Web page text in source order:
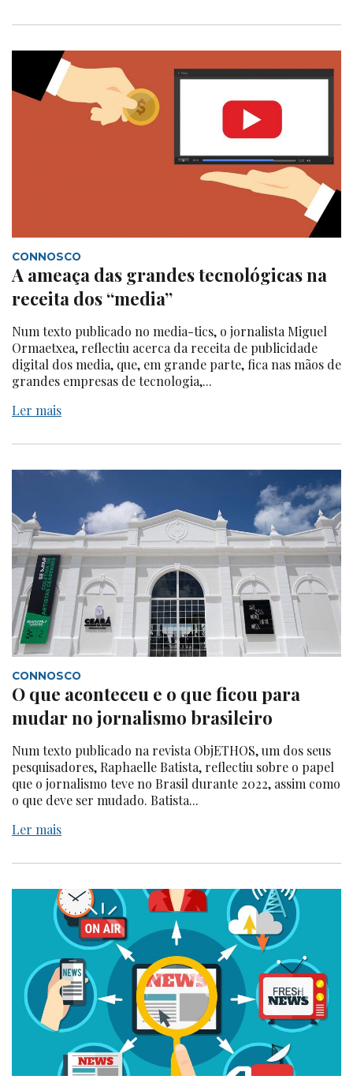
CONNOSCO
A ameaça das grandes tecnológicas na
receita dos “media”
Num texto publicado no media-tics, o jornalista Miguel
Ormaetxea, reflectiu acerca da receita de publicidade
digital dos media, que, em grande parte, fica nas mãos de
grandes empresas de tecnologia,...
Ler mais
CONNOSCO
O que aconteceu e o que ficou para
mudar no jornalismo brasileiro
Num texto publicado na revista ObjETHOS, um dos seus
pesquisadores, Raphaelle Batista, reflectiu sobre o papel
que o jornalismo teve no Brasil durante 2022, assim como
o que deve ser mudado. Batista...
Ler mais